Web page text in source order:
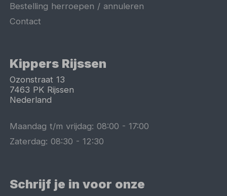
Bestelling herroepen / annuleren
Contact
Kippers Rijssen
Ozonstraat 13
7463 PK Rijssen
Nederland
Maandag t/m vrijdag:08:00 -17:00
Zaterdag:08:30 -12:30
Schrijf je in voor onze